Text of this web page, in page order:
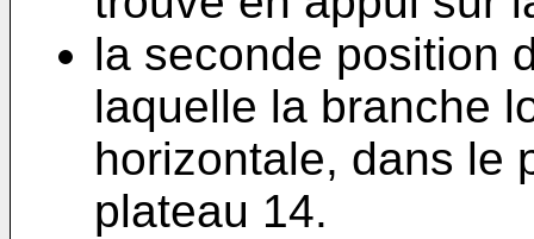
la seconde position
laquelle la branche
horizontale, dans le
plateau 14.